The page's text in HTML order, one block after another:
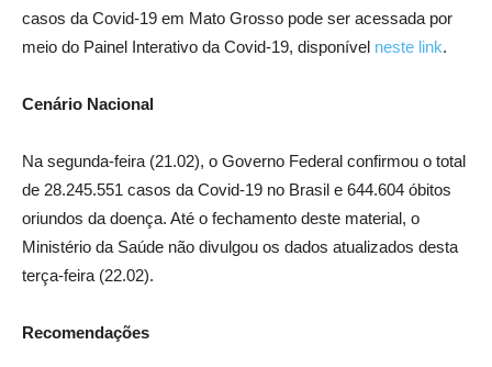
casos da Covid-19 em Mato Grosso pode ser acessada por
meio do Painel Interativo da Covid-19, disponível neste link.
Cenário Nacional
Na segunda-feira (21.02), o Governo Federal confirmou o total
de 28.245.551 casos da Covid-19 no Brasil e 644.604 óbitos
oriundos da doença. Até o fechamento deste material, o
Ministério da Saúde não divulgou os dados atualizados desta
terça-feira (22.02).
Recomendações